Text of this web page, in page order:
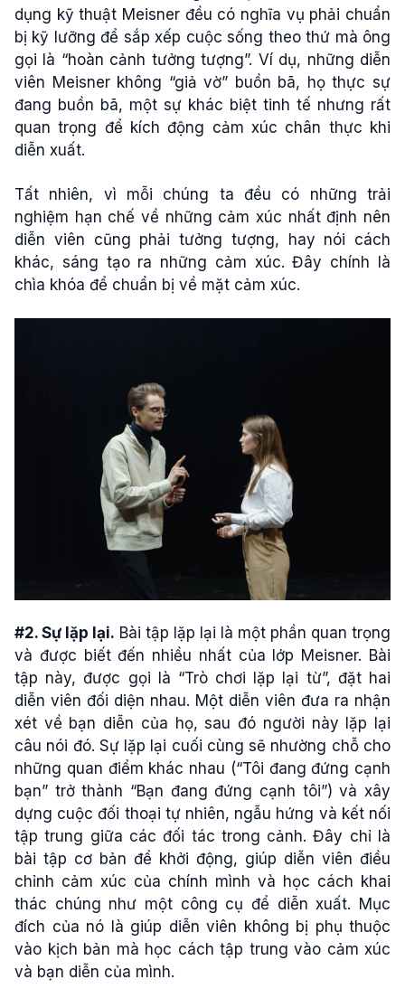
dụng kỹ thuật Meisner đều có nghĩa vụ phải chuẩn
bị kỹ lưỡng để sắp xếp cuộc sống theo thứ mà ông
gọi là “hoàn cảnh tưởng tượng”. Ví dụ, những diễn
viên Meisner không “giả vờ” buồn bã, họ thực sự
đang buồn bã, một sự khác biệt tinh tế nhưng rất
quan trọng để kích động cảm xúc chân thực khi
diễn xuất.
Tất nhiên, vì mỗi chúng ta đều có những trải
nghiệm hạn chế về những cảm xúc nhất định nên
diễn viên cũng phải tưởng tượng, hay nói cách
khác, sáng tạo ra những cảm xúc. Đây chính là
chìa khóa để chuẩn bị về mặt cảm xúc.
#2. Sự lặp lại. Bài tập lặp lại là một phần quan trọng
và được biết đến nhiều nhất của lớp Meisner. Bài
tập này, được gọi là “Trò chơi lặp lại từ”, đặt hai
diễn viên đối diện nhau. Một diễn viên đưa ra nhận
xét về bạn diễn của họ, sau đó người này lặp lại
câu nói đó. Sự lặp lại cuối cùng sẽ nhường chỗ cho
những quan điểm khác nhau (“Tôi đang đứng cạnh
bạn” trở thành “Bạn đang đứng cạnh tôi”) và xây
dựng cuộc đối thoại tự nhiên, ngẫu hứng và kết nối
tập trung giữa các đối tác trong cảnh. Đây chỉ là
bài tập cơ bản để khởi động, giúp diễn viên điều
chỉnh cảm xúc của chính mình và học cách khai
thác chúng như một công cụ để diễn xuất. Mục
đích của nó là giúp diễn viên không bị phụ thuộc
vào kịch bản mà học cách tập trung vào cảm xúc
và bạn diễn của mình.